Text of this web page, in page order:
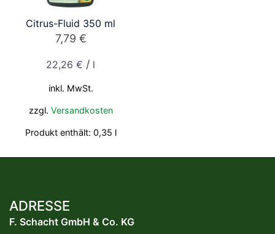
Citrus-Fluid 350 ml
7,79 €
22,26€ / l
inkl. MwSt.
zzgl. Versandkosten
Produkt enthält: 0,35 l
ADRESSE
F. Schacht GmbH & Co. KG